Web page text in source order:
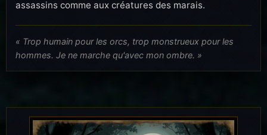
assassins comme aux créatures des marais.
« Trop humain pour les orcs, trop monstrueux pour les
hommes. Je ne marche qu'avec mon ombre. »